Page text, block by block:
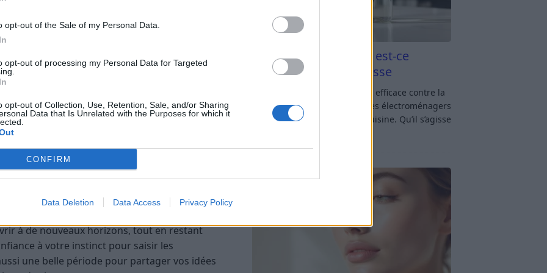
opt-out of the Sale of my Personal Data.
opt-out of processing my Personal Data for Targeted
opt-out of Collection, Use, Retention, Sale, and/or Sharing
Data that Is Unrelated with the Purposes for which it
CONFIRM
Data Deletion Data Access Privacy Policy
pour cultiver la paix intérieure et ouvrir votre
à vos passions et à votre intuition
de vous recentrer sur des sujets qui vous
signaux subtils de votre environnement.
en évitant de vous laisser emporter par
transformation intérieure et à la clarification de
de nouvelles idées ou expériences. Vous
à de nouveaux horizons, tout en restant
à votre instinct pour saisir les
une belle période pour partager vos idées
Vinaigre blanc et four est-ce
efficace contre la graisse
Vinaigre blanc et four : est-ce efficace contre la
graisse ? Le four fait partie des électroménagers
les plus sollicités dans une cuisine. Qu’il s’agisse